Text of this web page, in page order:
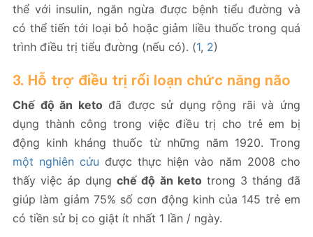
thể với insulin, ngăn ngừa được bệnh tiểu đường và
có thể tiến tới loại bỏ hoặc giảm liều thuốc trong quá
trình điều trị tiểu đường (nếu có). (1, 2)
3. Hỗ trợ điều trị rối loạn chức năng não
Chế độ ăn ketođã được sử dụng rộng rãi và ứng
dụng thành công trong việc điều trị cho trẻ em bị
động kinh kháng thuốc từ những năm 1920. Trong
một nghiên cứu được thực hiện vào năm 2008 cho
thấy việc áp dụngchế độ ăn ketotrong 3 tháng đã
giúp làm giảm 75% số cơn động kinh của 145 trẻ em
có tiền sử bị co giật ít nhất 1 lần / ngày.